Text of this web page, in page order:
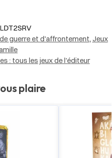
guerre et d'affrontement, Jeux
: tous les jeux de l'éditeur
plaire